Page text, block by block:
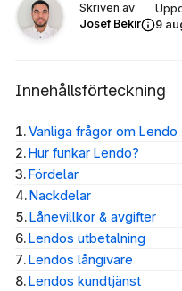
Skriven av
Josef Bekir
9
Innehållsförteckning
Vanliga frågor om Lendo
Hur funkar Lendo?
Fördelar
Nackdelar
Lånevillkor & avgifter
Lendos utbetalning
Lendos långivare
Lendos kundtjänst